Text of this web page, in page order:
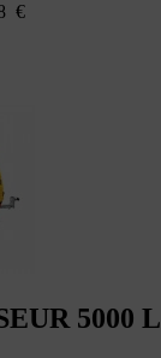
€
5000 L